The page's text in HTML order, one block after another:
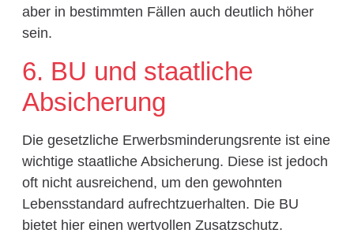
aber in bestimmten Fällen auch deutlich höher
sein.
6. BU und staatliche
Absicherung
Die gesetzliche Erwerbsminderungsrente ist eine
wichtige staatliche Absicherung. Diese ist jedoch
oft nicht ausreichend, um den gewohnten
Lebensstandard aufrechtzuerhalten. Die BU
bietet hier einen wertvollen Zusatzschutz.